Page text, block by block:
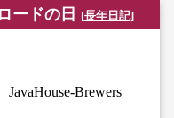
ードの日 [長年日記]
Brewers